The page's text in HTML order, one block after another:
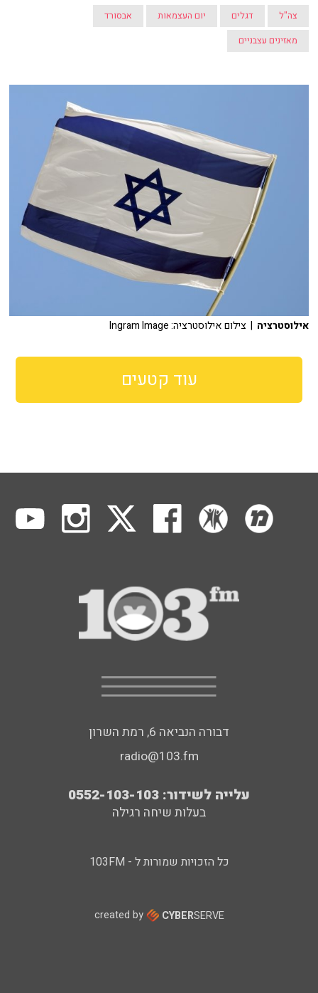
צה"ל דגלים יום העצמאות
אבסורד
מאזינים עצבניים
אילוסטרציה | צילום אילוסטרציה: Ingram Image
עוד קטעים
דבורה הנביאה 6, רמת השרון
radio@103.fm
עלייה לשידור: 0552-103-103
בעלות שיחה רגילה
כל הזכויות שמורות ל - 103FM
created by CYBERSERVE